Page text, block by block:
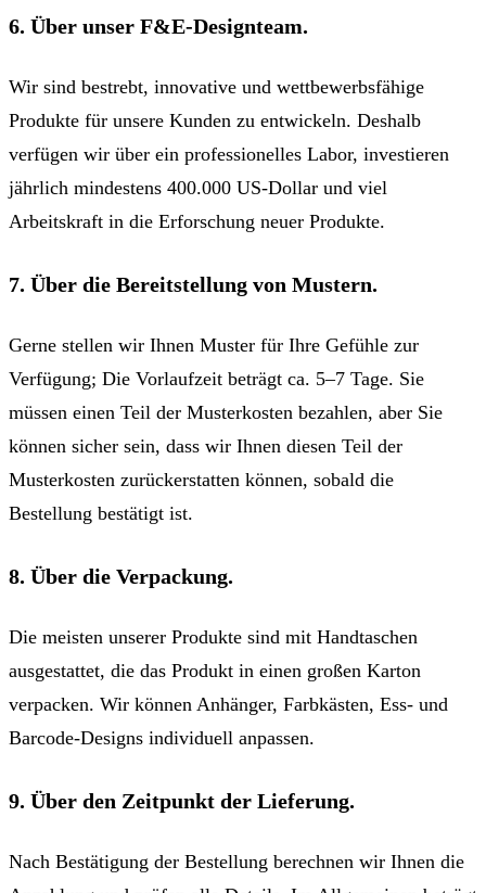
6. Über unser F&E-Designteam.
Wir sind bestrebt, innovative und wettbewerbsfähige
Produkte für unsere Kunden zu entwickeln. Deshalb
verfügen wir über ein professionelles Labor, investieren
jährlich mindestens 400.000 US-Dollar und viel
Arbeitskraft in die Erforschung neuer Produkte.
7. Über die Bereitstellung von Mustern.
Gerne stellen wir Ihnen Muster für Ihre Gefühle zur
Verfügung; Die Vorlaufzeit beträgt ca. 5–7 Tage. Sie
müssen einen Teil der Musterkosten bezahlen, aber Sie
können sicher sein, dass wir Ihnen diesen Teil der
Musterkosten zurückerstatten können, sobald die
Bestellung bestätigt ist.
8. Über die Verpackung.
Die meisten unserer Produkte sind mit Handtaschen
ausgestattet, die das Produkt in einen großen Karton
verpacken. Wir können Anhänger, Farbkästen, Ess- und
Barcode-Designs individuell anpassen.
9. Über den Zeitpunkt der Lieferung.
Nach Bestätigung der Bestellung berechnen wir Ihnen die